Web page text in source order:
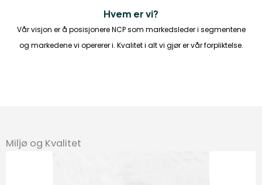
Hvem er vi?
Vår visjon er å posisjonere NCP som markedsleder i segmentene
og markedene vi opererer i. Kvalitet i alt vi gjør er vår forpliktelse.
Miljø og Kvalitet